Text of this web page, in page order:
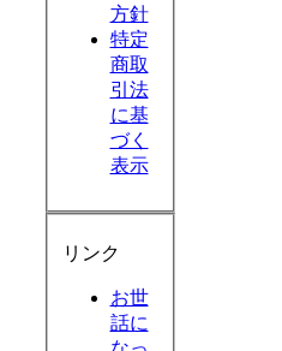
方針
特定
商取
引法
に基
づく
表示
リンク
お世
話に